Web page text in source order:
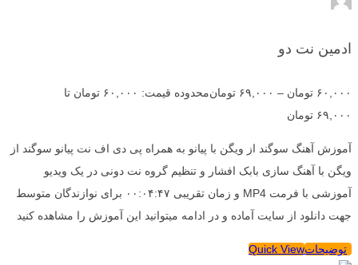
ادمین نت دو
۶۰,۰۰۰ تومان – ۶۹,۰۰۰ تومان
محدوده قیمت: ۶۰,۰۰۰ تومان تا
۶۹,۰۰۰ تومان
آموزش آهنگ سوگند از ویگن با پیانو به همراه پی دی اف نت پیانو سوگند از
ویگن با آهنگ سازی بابک افشار و تنظیم گروه نت دونی در یک ویدیو
آموزشی با فرمت MP4 و زمان تقریبی ۰۰:۰۴:۴۷ برای نوازندگان متوسط
جهت دانلود از سایت آماده و در ادامه میتوانید این آموزش را مشاهده کنید
توضیحاتQuick View